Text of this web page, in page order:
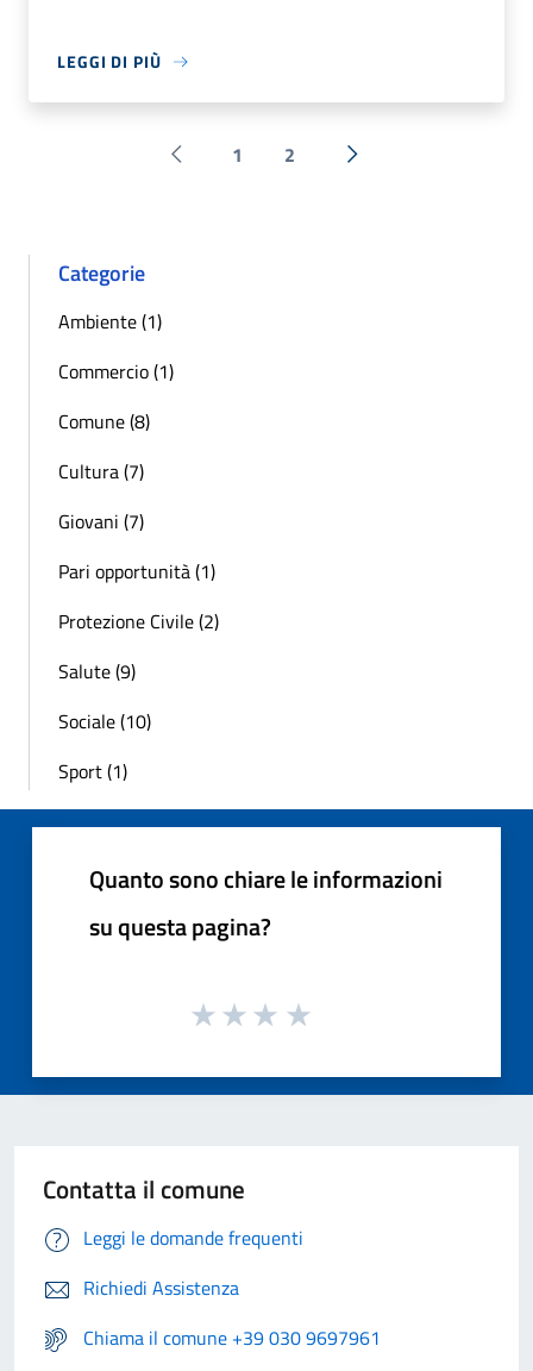
LEGGI DI PIÙ
Pagina precedente
1 2 Successiva »
Categorie
Ambiente (1)
Commercio (1)
Comune (8)
Cultura (7)
Giovani (7)
Pari opportunità (1)
Protezione Civile (2)
Salute (9)
Sociale (10)
Sport (1)
Quanto sono chiare le informazioni
su questa pagina?
Contatta il comune
Leggi le domande frequenti
Richiedi Assistenza
Chiama il comune +39 030 9697961